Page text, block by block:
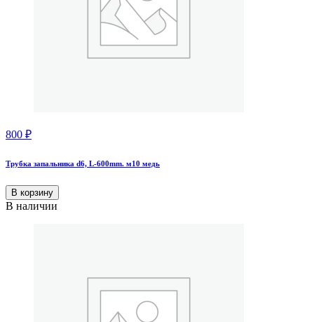
800 ₽
Трубка запальника d6, L-600mm. м10 медь
В корзину
В наличии